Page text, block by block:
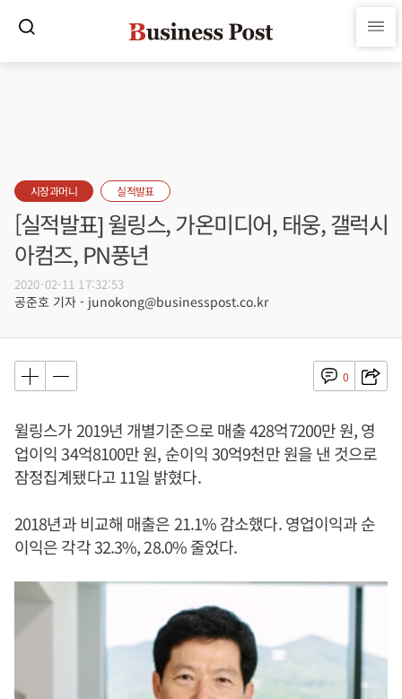
시장과머니 실적발표
[실적발표] 윌링스, 가온미디어, 태웅, 갤럭시
아컴즈, PN풍년
2020-02-11 17:32:53
공준호 기자 - junokong@businesspost.co.kr
0
윌링스가 2019년 개별기준으로 매출 428억7200만 원, 영
업이익 34억8100만 원, 순이익 30억9천만 원을 낸 것으로
잠정집계됐다고 11일 밝혔다.
2018년과 비교해 매출은 21.1% 감소했다. 영업이익과 순
이익은 각각 32.3%, 28.0% 줄었다.